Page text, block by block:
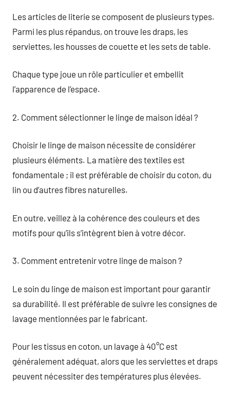
Les articles de literie se composent de plusieurs types.
Parmi les plus répandus, on trouve les draps, les
serviettes, les housses de couette et les sets de table.
Chaque type joue un rôle particulier et embellit
l’apparence de l’espace.
2. Comment sélectionner le linge de maison idéal ?
Choisir le linge de maison nécessite de considérer
plusieurs éléments. La matière des textiles est
fondamentale ; il est préférable de choisir du coton, du
lin ou d’autres fibres naturelles.
En outre, veillez à la cohérence des couleurs et des
motifs pour qu’ils s’intègrent bien à votre décor.
3. Comment entretenir votre linge de maison ?
Le soin du linge de maison est important pour garantir
sa durabilité. Il est préférable de suivre les consignes de
lavage mentionnées par le fabricant.
Pour les tissus en coton, un lavage à 40°C est
généralement adéquat, alors que les serviettes et draps
peuvent nécessiter des températures plus élevées.